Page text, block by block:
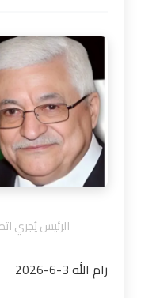
الرئيس يُجري
رام الله 3-6-2026